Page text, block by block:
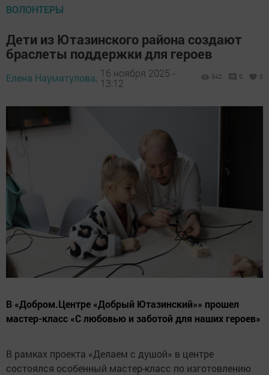
ВОЛОНТЕРЫ
Дети из Ютазинского района создают
браслеты поддержки для героев
Елена Науматулова, 16 ноября 2025 -
13:12
342 0 0
В «Добром.Центре «Добрый Ютазинский»» прошел
мастер-класс «С любовью и заботой для наших героев»
В рамках проекта «Делаем с душой» в центре
состоялся особенный мастер-класс по изготовлению